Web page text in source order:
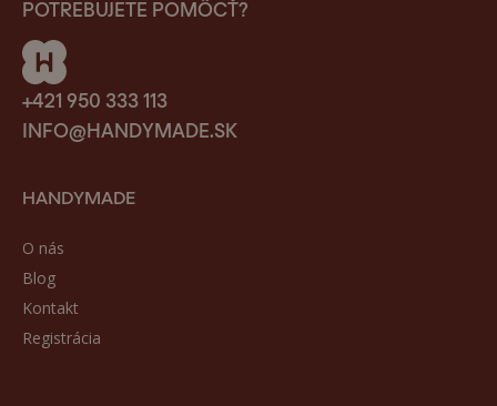
POTREBUJETE POMÔCŤ?
+421 950 333 113
INFO@HANDYMADE.SK
HANDYMADE
O nás
Blog
Kontakt
Registrácia